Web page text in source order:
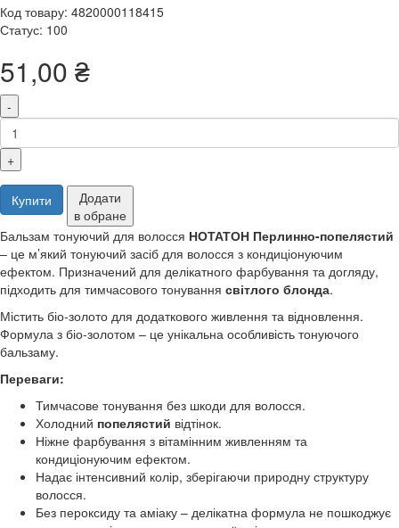
Код товару: 4820000118415
Статус: 100
51,00 ₴
-
+
Купити
Додати
в обране
Бальзам тонуючий для волосся НОТАТОН Перлинно-попелястий
– це м’який тонуючий засіб для волосся з кондиціонуючим
ефектом. Призначений для делікатного фарбування та догляду,
підходить для тимчасового тонування світлого блонда.
Містить біо-золото для додаткового живлення та відновлення.
Формула з біо-золотом – це унікальна особливість тонуючого
бальзаму.
Переваги:
Тимчасове тонування без шкоди для волосся.
Холодний попелястий відтінок.
Ніжне фарбування з вітамінним живленням та
кондиціонуючим ефектом.
Надає інтенсивний колір, зберігаючи природну структуру
волосся.
Без пероксиду та аміаку – делікатна формула не пошкоджує